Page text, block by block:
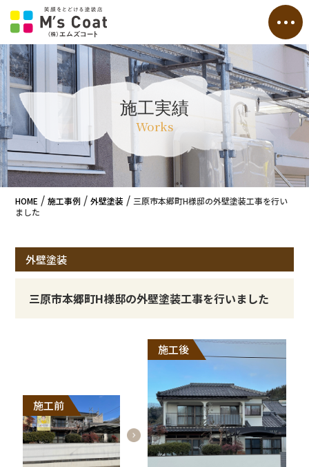
施工実績
Works
HOME /施工事例 /外壁塗装 /三原市本郷町H様邸の外壁塗装工事を行い
ました
外壁塗装
三原市本郷町H様邸の外壁塗装工事を行いました
施工前
施工後